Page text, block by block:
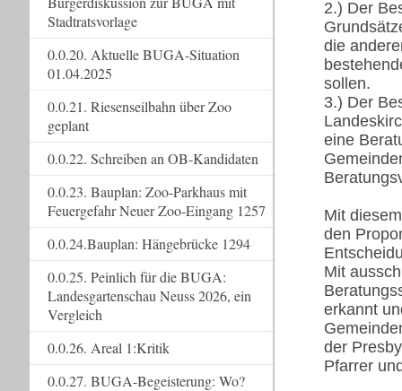
2.) Der
die
sollen.
3.) Der
eine
Mit
den
Mit
erkannt
der
Pfarrer
Stadtratsvorlage
0.0.20. Aktuelle BUGA-Situation
01.04.2025
0.0.21. Riesenseilbahn über Zoo
geplant
0.0.22. Schreiben an OB-Kandidaten
0.0.23. Bauplan: Zoo-Parkhaus mit
Feuergefahr Neuer Zoo-Eingang 1257
0.0.24.Bauplan: Hängebrücke 1294
0.0.25. Peinlich für die BUGA:
Landesgartenschau Neuss 2026, ein
Vergleich
0.0.26. Areal 1:Kritik
0.0.27. BUGA-Begeisterung: Wo?